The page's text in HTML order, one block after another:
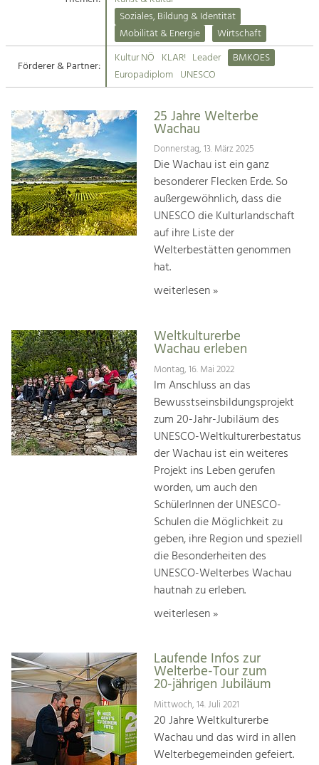
Suche
Impressum
Kontakt
Angebotsentwicklung und
Handwerk, Wissenschaft und Forschung.
Soziales, Bildung &
Identität
Gleichberechtigung, Jugend und
Integration
Mobilität & Energie
Klimawandel, öffentlicher Verkehr und
Steigerung regionaler Wertschöpfung
Soziales, Bildung & Identität
Mobilität & Energie
Wirtschaft
Förderer & Partner:
Kultur NÖ KLAR! Leader
BMKOES
Europadiplom UNESCO
25 Jahre Welterbe
Wachau
Donnerstag, 13. März 2025
Die Wachau ist ein ganz
besonderer Flecken Erde. So
außergewöhnlich, dass die
UNESCO die Kulturlandschaft
auf ihre Liste der
Welterbestätten genommen
hat.
weiterlesen »
Weltkulturerbe
Wachau erleben
Montag, 16. Mai 2022
Im Anschluss an das
Bewusstseinsbildungsprojekt
zum 20-Jahr-Jubiläum des
UNESCO-Weltkulturerbestatus
der Wachau ist ein weiteres
Projekt ins Leben gerufen
worden, um auch den
SchülerInnen der UNESCO-
Schulen die Möglichkeit zu
geben, ihre Region und speziell
die Besonderheiten des
UNESCO-Welterbes Wachau
hautnah zu erleben.
weiterlesen »
Laufende Infos zur
Welterbe-Tour zum
20-jährigen Jubiläum
Mittwoch, 14. Juli 2021
20 Jahre Weltkulturerbe
Wachau und das wird in allen
Welterbegemeinden gefeiert.